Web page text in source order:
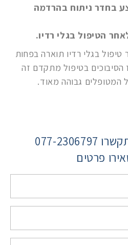
פרטים
בחדר ניתוח בהרדמה
הטיפול בגלי רדיו.
טיפול בגלי רדיו תוארה בפחות
הסיבוכים בטיפול מתקדם זה
המטופלים גבוהה מאוד.